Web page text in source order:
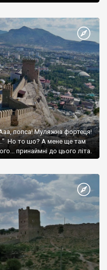
попса! Муляжна фортеця!
Но то шо? А мене ще там
принаймні до цього літа.